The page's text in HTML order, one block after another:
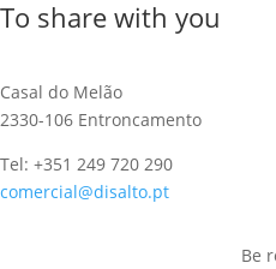
To share with you
Casal do Melão
2330-106 Entroncamento
Tel: +351 249 720 290
comercial@disalto.pt
Be